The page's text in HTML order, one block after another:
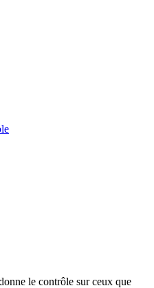
le contrôle sur ceux que